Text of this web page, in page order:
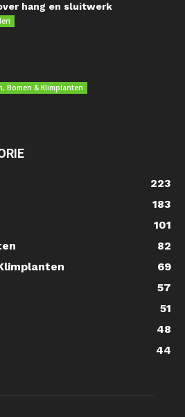
hang en sluitwerk
Bomen & Klimplanten
223
183
101
82
69
57
51
48
44